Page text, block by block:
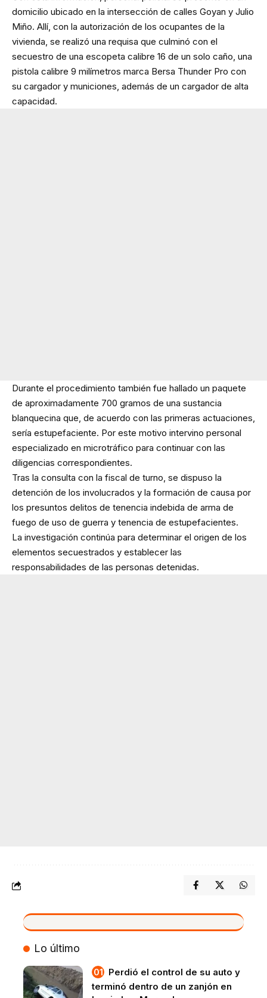
domicilio ubicado en la intersección de calles Goyan y Julio
Miño. Allí, con la autorización de los ocupantes de la
vivienda, se realizó una requisa que culminó con el
secuestro de una escopeta calibre 16 de un solo caño, una
pistola calibre 9 milímetros marca Bersa Thunder Pro con
su cargador y municiones, además de un cargador de alta
capacidad.
Durante el procedimiento también fue hallado un paquete
de aproximadamente 700 gramos de una sustancia
blanquecina que, de acuerdo con las primeras actuaciones,
sería estupefaciente. Por este motivo intervino personal
especializado en microtráfico para continuar con las
diligencias correspondientes.
Tras la consulta con la fiscal de turno, se dispuso la
detención de los involucrados y la formación de causa por
los presuntos delitos de tenencia indebida de arma de
fuego de uso de guerra y tenencia de estupefacientes.
La investigación continúa para determinar el origen de los
elementos secuestrados y establecer las
responsabilidades de las personas detenidas.
VIVO
Lo último
Perdió el control de su auto y
terminó dentro de un zanjón en